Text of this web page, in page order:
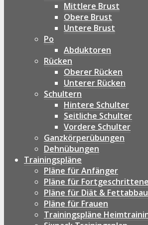
Mittlere Brust
Obere Brust
Untere Brust
Po
Abduktoren
Rücken
Oberer Rücken
Unterer Rücken
Schultern
Hintere Schulter
Seitliche Schulter
Vordere Schulter
Ganzkörperübungen
Dehnübungen
Trainingspläne
Pläne für Anfänger
Pläne für Fortgeschrittene
Pläne für Diät & Fettabbau
Pläne für Frauen
Trainingspläne